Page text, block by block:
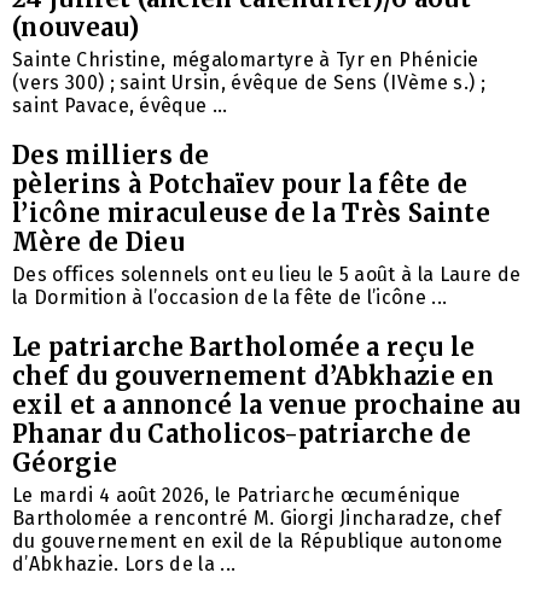
(nouveau)
Sainte Christine, mégalomartyre à Tyr en Phénicie
(vers 300) ; saint Ursin, évêque de Sens (IVème s.) ;
saint Pavace, évêque ...
Des milliers de
pèlerins à Potchaïev pour la fête de
l’icône miraculeuse de la Très Sainte
Mère de Dieu
Des offices solennels ont eu lieu le 5 août à la Laure de
la Dormition à l’occasion de la fête de l’icône ...
Le patriarche Bartholomée a reçu le
chef du gouvernement d’Abkhazie en
exil et a annoncé la venue prochaine au
Phanar du Catholicos-patriarche de
Géorgie
Le mardi 4 août 2026, le Patriarche œcuménique
Bartholomée a rencontré M. Giorgi Jincharadze, chef
du gouvernement en exil de la République autonome
d’Abkhazie. Lors de la ...